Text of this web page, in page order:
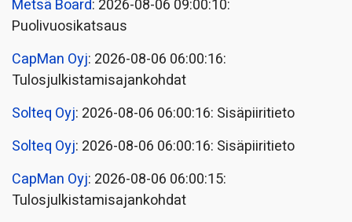
Metsä Board: 2026-08-06 09:00:10:
Puolivuosikatsaus
CapMan Oyj: 2026-08-06 06:00:16:
Tulosjulkistamisajankohdat
Solteq Oyj: 2026-08-06 06:00:16: Sisäpiiritieto
Solteq Oyj: 2026-08-06 06:00:16: Sisäpiiritieto
CapMan Oyj: 2026-08-06 06:00:15:
Tulosjulkistamisajankohdat